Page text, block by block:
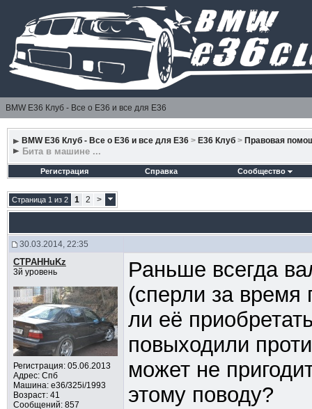
BMW E36 Клуб - Все о Е36 и все для Е36
BMW E36 Клуб - Все о Е36 и все для Е36 > E36 Клуб > Правовая
Бита в машине ...
Регистрация Справка Сообщество
Страница 1 из 2 1 2 >
30.03.2014, 22:35
CTPAHHuKz
3й уровень
Регистрация: 05.06.2013
Адрес: Спб
Машина: e36/325i/1993
Возраст: 41
Сообщений: 857
Раньше всегда
(сперли за время
ли её
повыходили
может не
этому поводу?